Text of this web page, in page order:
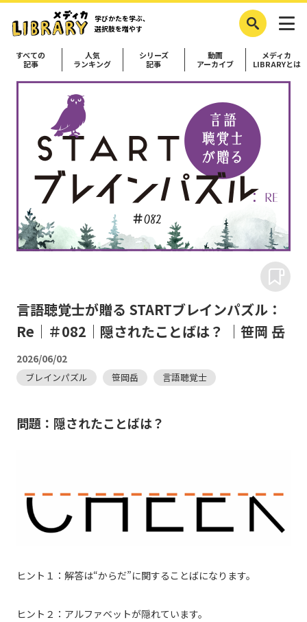
学びかたを学ぶ、
選択肢を増やす
すべての
記事
人気
ランキング
シリーズ
記事
動画
アーカイブ
メディカ
LIBRARYとは
言語聴覚士が贈る STARTブレインパズル：
Re｜＃082｜隠されたことばは？ ｜笹岡 岳
2026/06/02
ブレインパズル 笹岡岳 言語聴覚士
問題：隠されたことばは？
ヒント１：解答は“からだ”に関することばになります。
ヒント２：アルファベットが隠れています。